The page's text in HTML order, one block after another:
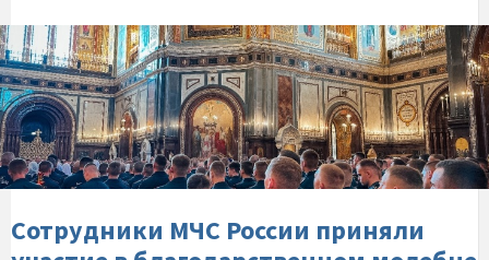
Сотрудники-
МЧС-
России-
приняли-
участие-
в-
благодарственном-
молебне-
Сотрудники МЧС России приняли